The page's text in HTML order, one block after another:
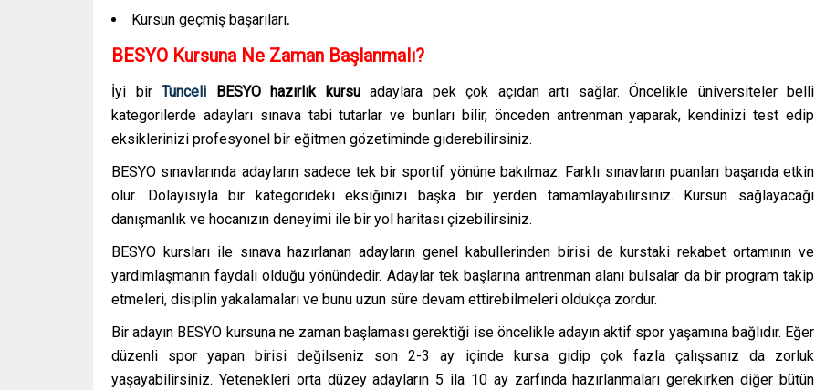
Kursun geçmiş başarıları.
BESYO Kursuna Ne Zaman Başlanmalı?
İyi bir Tunceli BESYO hazırlık kursu adaylara pek çok açıdan artı sağlar. Öncelikle üniversiteler belli
kategorilerde adayları sınava tabi tutarlar ve bunları bilir, önceden antrenman yaparak, kendinizi test edip
eksiklerinizi profesyonel bir eğitmen gözetiminde giderebilirsiniz.
BESYO sınavlarında adayların sadece tek bir sportif yönüne bakılmaz. Farklı sınavların puanları başarıda etkin
olur. Dolayısıyla bir kategorideki eksiğinizi başka bir yerden tamamlayabilirsiniz. Kursun sağlayacağı
danışmanlık ve hocanızın deneyimi ile bir yol haritası çizebilirsiniz.
BESYO kursları ile sınava hazırlanan adayların genel kabullerinden birisi de kurstaki rekabet ortamının ve
yardımlaşmanın faydalı olduğu yönündedir. Adaylar tek başlarına antrenman alanı bulsalar da bir program takip
etmeleri, disiplin yakalamaları ve bunu uzun süre devam ettirebilmeleri oldukça zordur.
Bir adayın BESYO kursuna ne zaman başlaması gerektiği ise öncelikle adayın aktif spor yaşamına bağlıdır. Eğer
düzenli spor yapan birisi değilseniz son 2-3 ay içinde kursa gidip çok fazla çalışsanız da zorluk
yaşayabilirsiniz. Yetenekleri orta düzey adayların 5 ila 10 ay zarfında hazırlanmaları gerekirken diğer bütün